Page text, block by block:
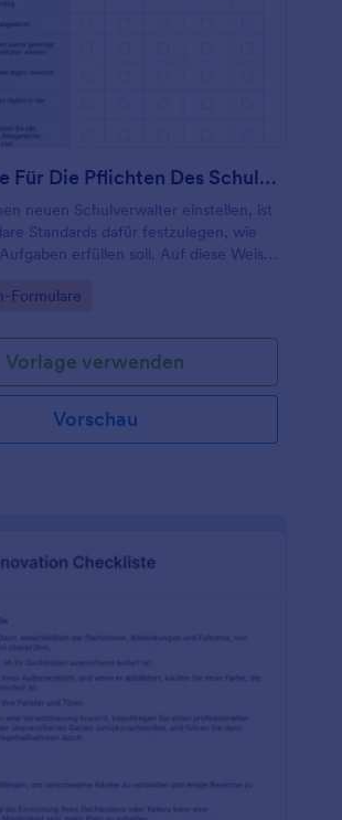
Checkliste Für Die Pflichten Des Schulhausmeisters
neuen Schulverwalter einstellen, ist
Standards dafür festzulegen, wie
erfüllen soll. Auf diese Weise
sauber, sicher und reibungslos
Formulare
Vorlage verwenden
Vorschau